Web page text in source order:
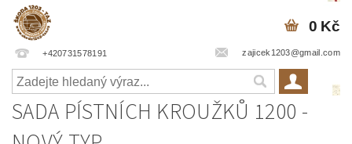
+420731578191 zajicek1203@gmail.com
0 Kč
SADA PÍSTNÍCH KROUŽKŮ 1200 -